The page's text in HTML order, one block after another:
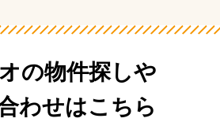
の物件探しや
わせはこちら